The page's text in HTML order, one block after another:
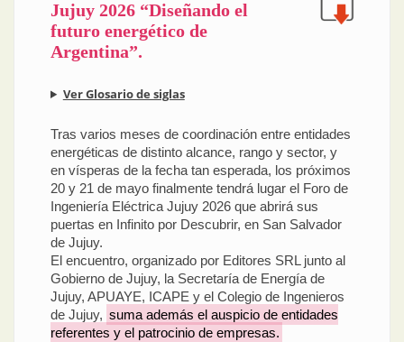
Jujuy 2026 “Diseñando el
futuro energético de
Argentina”.
Ver Glosario de siglas
Tras varios meses de coordinación entre entidades
energéticas de distinto alcance, rango y sector, y
en vísperas de la fecha tan esperada, los próximos
20 y 21 de mayo finalmente tendrá lugar el Foro de
Ingeniería Eléctrica Jujuy 2026 que abrirá sus
puertas en Infinito por Descubrir, en San Salvador
de Jujuy.
El encuentro, organizado por Editores SRL junto al
Gobierno de Jujuy, la Secretaría de Energía de
Jujuy, APUAYE, ICAPE y el Colegio de Ingenieros
de Jujuy, suma además el auspicio de entidades
referentes y el patrocinio de empresas.